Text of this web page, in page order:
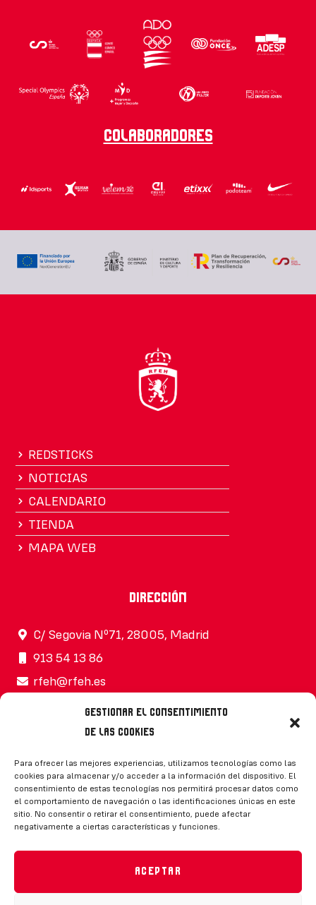
Gestionar el consentimiento
de las cookies
Para ofrecer las mejores experiencias, utilizamos tecnologías como las
cookies para almacenar y/o acceder a la información del dispositivo. El
consentimiento de estas tecnologías nos permitirá procesar datos como
el comportamiento de navegación o las identificaciones únicas en este
sitio. No consentir o retirar el consentimiento, puede afectar
negativamente a ciertas características y funciones.
Aceptar
Colaboradores
REDSTICKS
NOTICIAS
CALENDARIO
TIENDA
MAPA WEB
Dirección
C/ Segovia Nº71, 28005, Madrid
913 54 13 86
rfeh@rfeh.es
Síguenos